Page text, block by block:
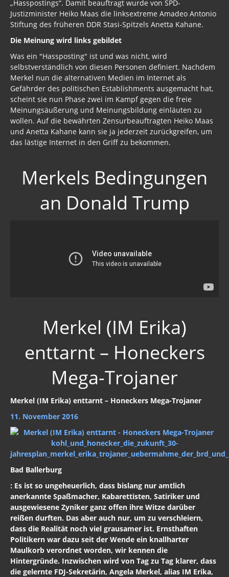
„Hasspostings“. Damit beauftragt wurde von SPD-
Justizminister Heiko Maas die linksextreme Amadeo Antonio
Stiftung des früheren DDR Stasi-Spitzels Anetta Kahane.
Die Meinung wird links gebildet
Was ein "Hassposting" ist und was nicht, wird
selbstverständlich von diesen Personen definiert. Nachdem
Merkel nun die alternativen Medien im Internet als
Gefährder des politischen Establishments ausgemacht hat,
scheint sie nun Phase zwei im Kampf gegen die freie
Meinungsäußerung und Meinungsbildung einläuten zu
wollen. Auf die bewährten Zensurbeauftragten Heiko Maas
und Anetta Kahane kann sie ja jederzeit zurückgreifen, um
das lästige Internet in den Griff zu bekommen.
Merkels Bedingungen
an Donald Trump
Merkel (IM Erika)
enttarnt – Honeckers
Mega-Trojaner
Merkel (IM Erika) enttarnt – Honeckers Mega-Trojaner
11. November 2016
Bad Ballerburg
: Es ist so ungeheuerlich, dass bislang nur amtlich
anerkannte Spaßmacher, Kabarettisten, Satiriker und
ausgewiesene Zyniker ganz offen ihre Witze darüber
reißen durften. Das aber auch nur, um zu verschleiern,
dass die Realität noch viel grausamer ist. Ernsthaften
Politikern war dazu seit der Wende ein knallharter
Maulkorb verordnet worden, wir kennen die
Hintergründe. Inzwischen wird von Tag zu Tag klarer, dass
die gelernte FDJ-Sekretärin, Angela Merkel, alias IM Erika,